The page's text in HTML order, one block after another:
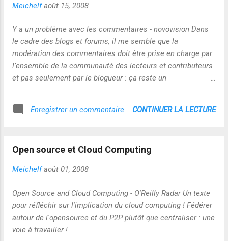
Meichelf août 15, 2008
Y a un problème avec les commentaires - novövision Dans
le cadre des blogs et forums, il me semble que la
modération des commentaires doit être prise en charge par
l’ensemble de la communauté des lecteurs et contributeurs
et pas seulement par le blogueur : ça reste un
Enregistrer un commentaire CONTINUER LA LECTURE
Open source et Cloud Computing
Meichelf août 01, 2008
Open Source and Cloud Computing - O'Reilly Radar Un texte
pour réfléchir sur l'implication du cloud computing ! Fédérer
autour de l'opensource et du P2P plutôt que centraliser : une
voie à travailler !